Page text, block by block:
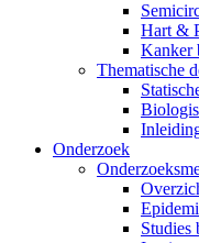
Hart &
Kanker
Thematische
Onderzoek
Studies